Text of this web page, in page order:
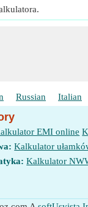
Russian Italian
EMI online
Kalkulator
Kalkulator